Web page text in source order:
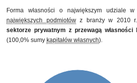
Forma własności o największym udziale
największych podmiotówz branży w 2010
sektorze prywatnym z przewagą
(100,0% sumy kapitałów własnych).